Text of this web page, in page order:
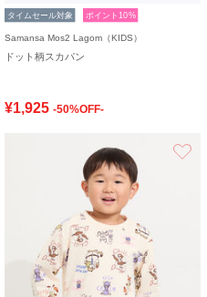
タイムセール対象 ポイント10%
Samansa Mos2 Lagom（KIDS）
ドット柄スカパン
¥1,925 -50%OFF-